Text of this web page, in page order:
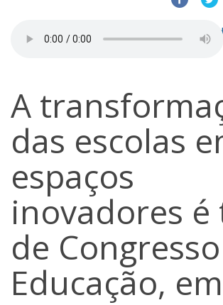
Notícias
A
das escolas
espaços
inovadores é
de
Educação,